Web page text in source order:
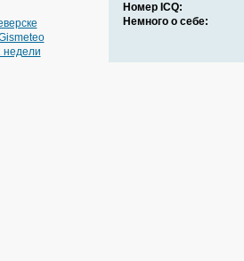
недели
Номер ICQ:
Немного о себе: